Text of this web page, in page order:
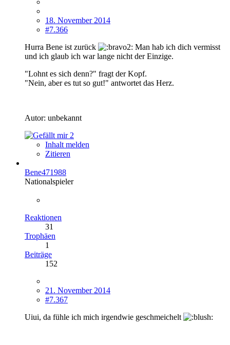
18. November 2014
#7.366
Hurra Bene ist zurück
Man hab ich dich vermisst
und ich glaub ich war lange nicht der Einzige.
"Lohnt es sich denn?" fragt der Kopf.
"Nein, aber es tut so gut!" antwortet das Herz.
Autor: unbekannt
2
Inhalt melden
Zitieren
Bene471988
Nationalspieler
Reaktionen
31
Trophäen
1
Beiträge
152
21. November 2014
#7.367
Uiui, da fühle ich mich irgendwie geschmeichelt